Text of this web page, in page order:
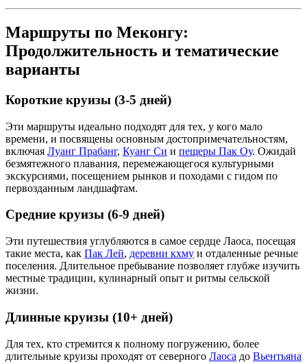
Маршруты по Меконгу:
Продолжительность и тематические
варианты
Короткие круизы (3-5 дней)
Эти маршруты идеально подходят для тех, у кого мало
времени, и посвящены основным достопримечательностям,
включая Луанг Прабанг, Куанг Си и пещеры Пак Оу. Ожидай
безмятежного плавания, перемежающегося культурными
экскурсиями, посещением рынков и походами с гидом по
первозданным ландшафтам.
Средние круизы (6-9 дней)
Эти путешествия углубляются в самое сердце Лаоса, посещая
такие места, как Пак Лей, деревни кхму и отдаленные речные
поселения. Длительное пребывание позволяет глубже изучить
местные традиции, кулинарный опыт и ритмы сельской
жизни.
Длинные круизы (10+ дней)
Для тех, кто стремится к полному погружению, более
длительные круизы проходят от северного Лаоса до Вьентьяна